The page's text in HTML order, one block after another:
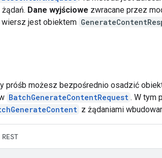
Dane wyjściowe zwracane przez
wiersz jest obiektem
próśb możesz bezpośrednio osadzić
BatchGenerateContentRequest . W tym
z żądaniami
REST